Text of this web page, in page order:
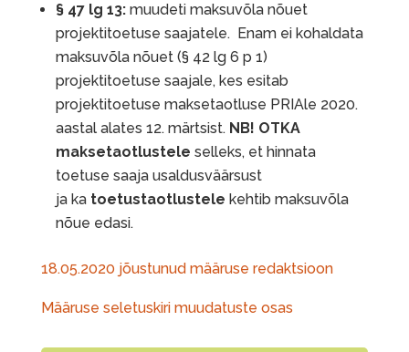
§ 47 lg 13: muudeti maksuvõla nõuet
projektitoetuse saajatele. Enam ei kohaldata
maksuvõla nõuet (§ 42 lg 6 p 1)
projektitoetuse saajale, kes esitab
projektitoetuse maksetaotluse PRIAle 2020.
aastal alates 12. märtsist. NB! OTKA
maksetaotlustele selleks, et hinnata
toetuse saaja usaldusväärsust
ja ka toetustaotlustele kehtib maksuvõla
nõue edasi.
18.05.2020 jõustunud määruse redaktsioon
Määruse seletuskiri muudatuste osas